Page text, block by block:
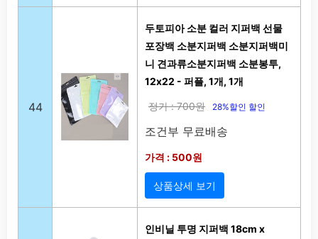
44
두토피아 소분 컬러 지퍼백 선물
포장백 소분지퍼백 소분지퍼백미
니 견과류소분지퍼백 소분봉투,
12x22 - 퍼플, 1개, 1개
정가 : 700원 28%할인 할인
조건부 무료배송
가격 : 500원
상품상세 보기
인비닐 투명 지퍼백 18cm x